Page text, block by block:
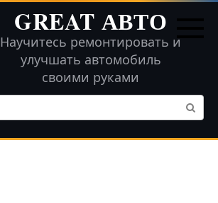
GREAT АВТО
Научитесь ремонтировать и
улучшать автомобиль
своими руками